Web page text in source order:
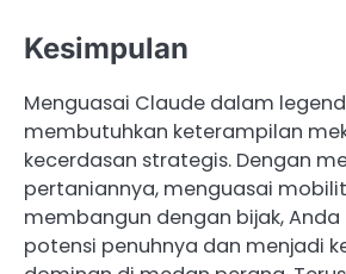
Kesimpulan
Menguasai Claude dalam
membutuhkan keterampilan
kecerdasan strategis. Dengan
pertaniannya, menguasai
membangun dengan bijak,
potensi penuhnya dan menjadi